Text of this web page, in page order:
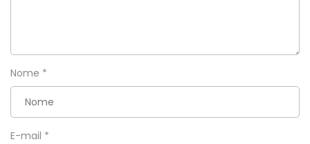
Nome *
E-mail *